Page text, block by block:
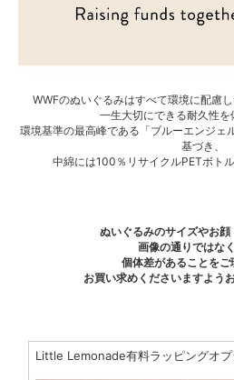
WWFのぬいぐるみはすべて環境に配慮
一生大切にできる耐久性を
環境基準の最高峰である「ブルーエンジェ
基づき、
中綿には100％リサイクルPETボト
ぬいぐるみのサイズやお顔
画像の通りではな
個体差があることをご
お買い求めくださいますよう
Little Lemonade有料ラッピングオプ